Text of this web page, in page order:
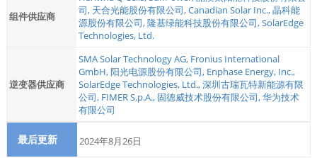
组件供应商
司, 天合光能股份有限公司,Canadian Solar Inc.,晶科能
源股份有限公司,隆基绿能科技股份有限公司,SolarEdge
Technologies, Ltd.
逆变器供应商
SMA Solar Technology AG, Fronius International
GmbH,阳光电源股份有限公司, Enphase Energy, Inc.,
SolarEdge Technologies, Ltd.,深圳古瑞瓦特新能源有限
公司, FIMER S.p.A., 固德威技术股份有限公司,华为技术
有限公司
最后更新 2024年8月26日